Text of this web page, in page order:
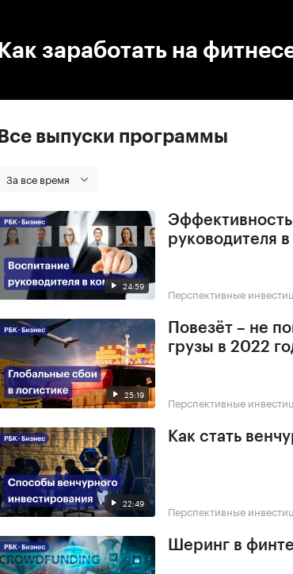
Как заработать на
Все выпуски программы
За все время
24:59
Эффективность
руководителя
Перспективные
25:19
Повезёт – не
грузы в 2022
Перспективные
22:49
Как стать
Перспективные
Шеринг в